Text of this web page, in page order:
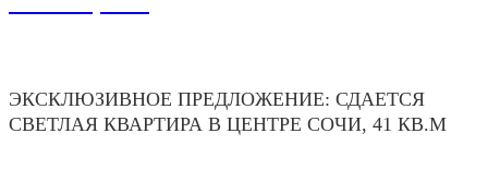
ЭКСКЛЮЗИВНОЕ ПРЕДЛОЖЕНИЕ: СДАЕТСЯ
СВЕТЛАЯ КВАРТИРА В ЦЕНТРЕ СОЧИ, 41 КВ.М